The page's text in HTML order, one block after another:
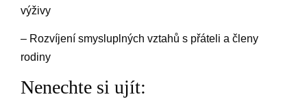
výživy
– Rozvíjení smysluplných vztahů s přáteli a členy
rodiny
Nenechte si ujít: